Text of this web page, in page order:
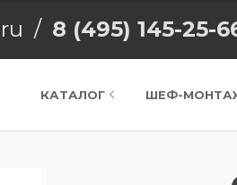
/ 8 (495) 145-25-
КАТАЛОГ ШЕФ-